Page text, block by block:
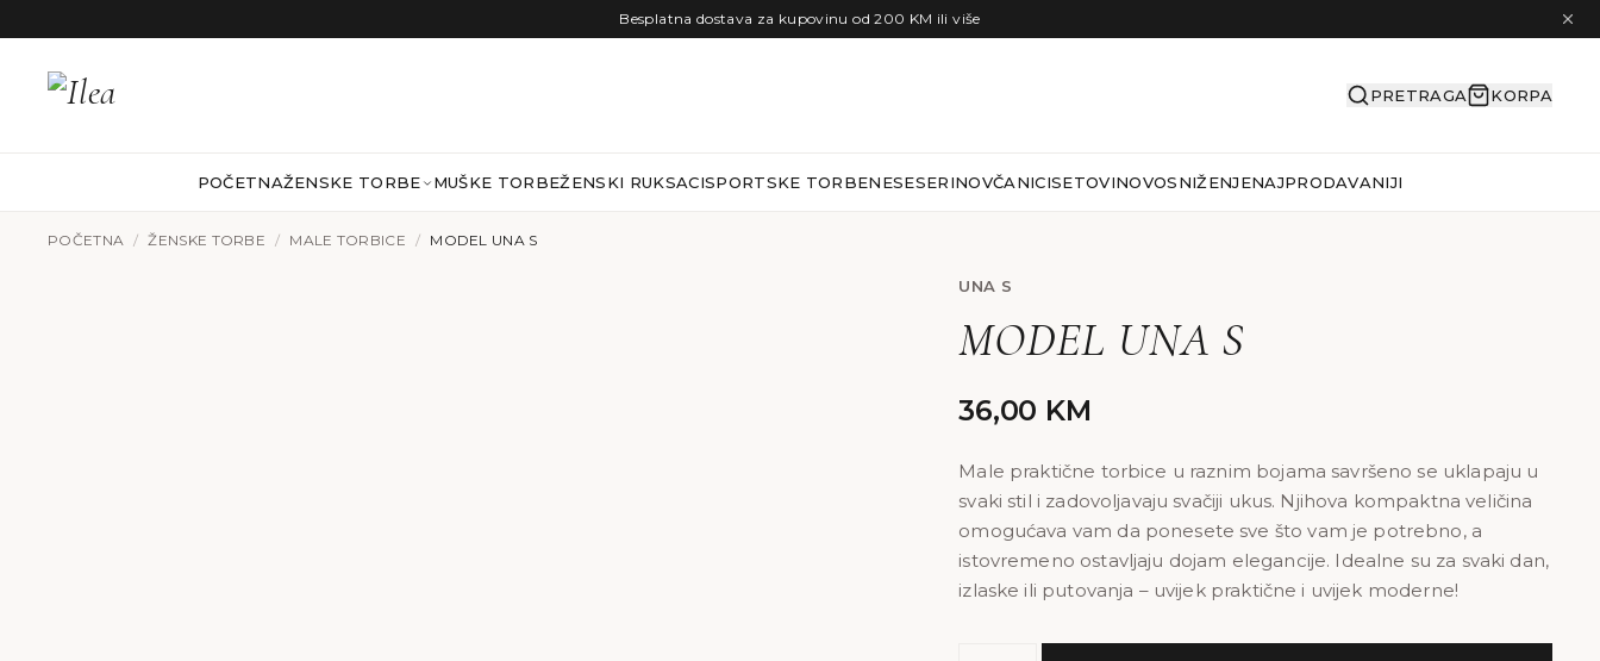
Besplatna dostava za kupovinu od 200 KM ili više
PRETRAGA KORPA
POČETNAŽENSKE TORBE MUŠKE TORBEŽENSKI RUKSACISPORTSKE TORBENESESERINOVČANICISETOVINOVOSNIŽENJENAJPRODAVANIJI
POČETNA / ŽENSKE TORBE / MALE TORBICE / MODEL UNA S
UNA S
MODEL UNA S
36,00 KM
Male praktične torbice u raznim bojama savršeno se uklapaju u
svaki stil i zadovoljavaju svačiji ukus. Njihova kompaktna veličina
omogućava vam da ponesete sve što vam je potrebno, a
istovremeno ostavljaju dojam elegancije. Idealne su za svaki dan,
izlaske ili putovanja – uvijek praktične i uvijek moderne!